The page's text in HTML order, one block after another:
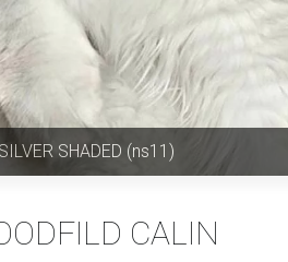
SHADED (ns11)
CALIN